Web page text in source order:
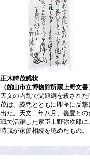
正木時茂感状
（館山市立博物館所蔵上野文書
天文の内乱で父通綱を殺された
茂は、義尭とともに即座に反撃
出た。天文二年八月、義豊との
戦で活躍した家臣上野弥次郎に
時茂が家督相続を認めたもの。